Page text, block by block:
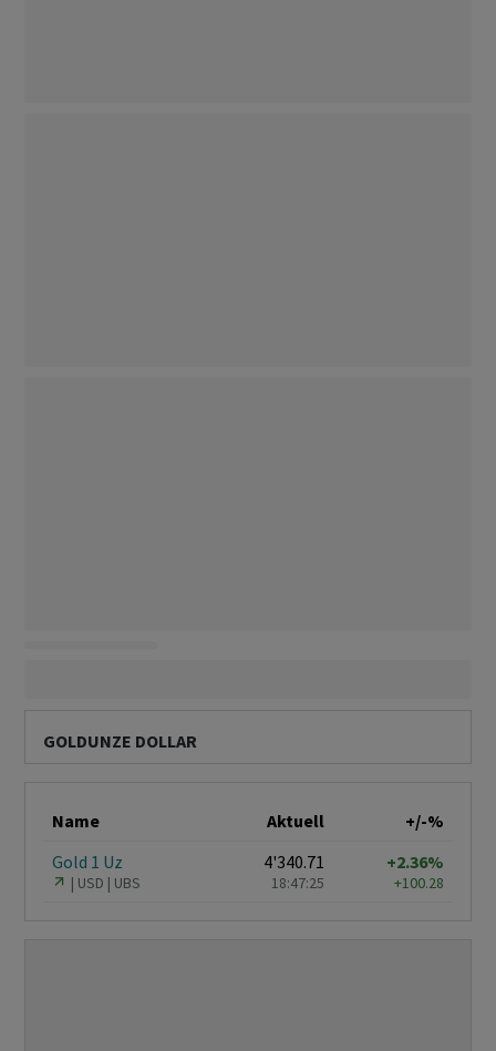
GOLDUNZE DOLLAR
Name Aktuell
+/-%
Gold 1 Uz
USD UBS
4'340.71
18:47:25
+2.36%
+100.28